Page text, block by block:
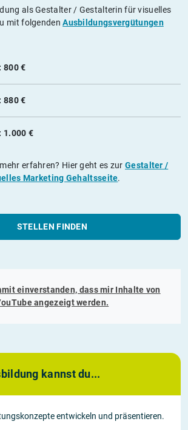
als Gestalter / Gestalterin für visuelles
mit folgendenAusbildungsvergütungen
800 €
880 €
1.000 €
erfahren? Hier geht es zur Gestalter /
Marketing Gehaltsseite.
STELLEN FINDEN
einverstanden, dass mir Inhalte von
angezeigt werden.
kannst du...
entwickeln und präsentieren.